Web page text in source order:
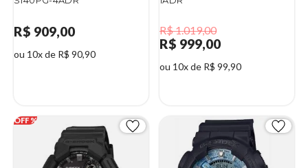
R$ 909,00
ou 10x de R$ 90,90
R$ 1.019,00
R$ 999,00
ou 10x de R$ 99,90